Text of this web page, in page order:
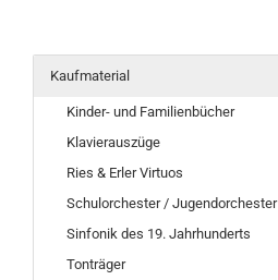
Kaufmaterial
Kinder- und Familienbücher
Klavierauszüge
Ries & Erler Virtuos
Schulorchester / Jugendorchester
Sinfonik des 19. Jahrhunderts
Tonträger